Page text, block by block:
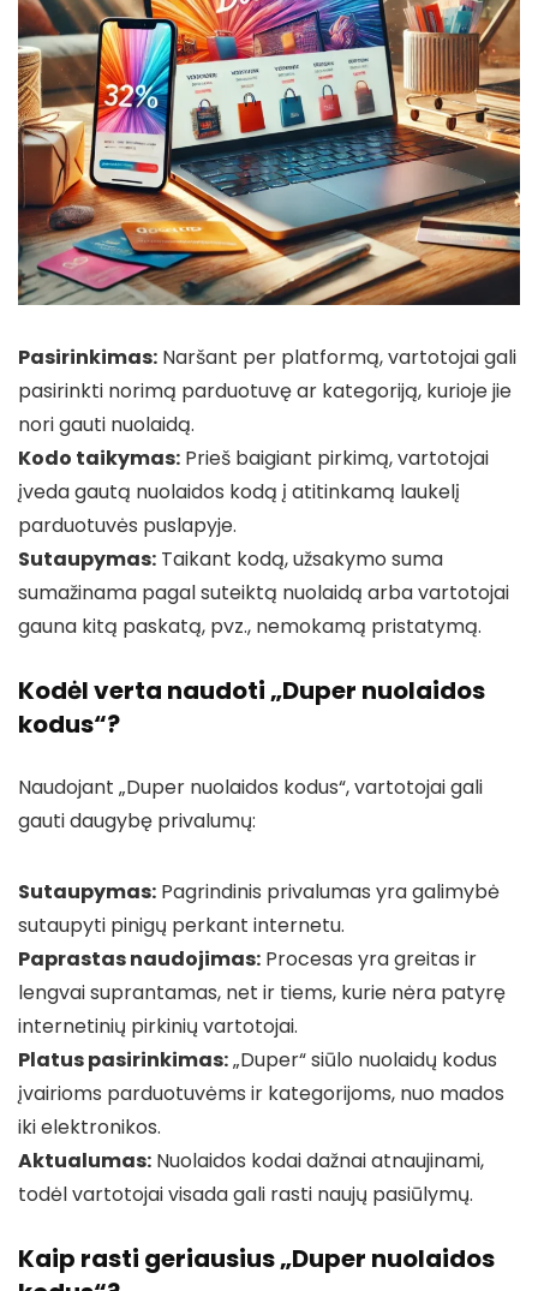
Pasirinkimas: Naršant per platformą, vartotojai gali
pasirinkti norimą parduotuvę ar kategoriją, kurioje jie
nori gauti nuolaidą.
Kodo taikymas: Prieš baigiant pirkimą, vartotojai
įveda gautą nuolaidos kodą į atitinkamą laukelį
parduotuvės puslapyje.
Sutaupymas: Taikant kodą, užsakymo suma
sumažinama pagal suteiktą nuolaidą arba vartotojai
gauna kitą paskatą, pvz., nemokamą pristatymą.
Kodėl verta naudoti „Duper nuolaidos
kodus“?
Naudojant „Duper nuolaidos kodus“, vartotojai gali
gauti daugybę privalumų:
Sutaupymas: Pagrindinis privalumas yra galimybė
sutaupyti pinigų perkant internetu.
Paprastas naudojimas: Procesas yra greitas ir
lengvai suprantamas, net ir tiems, kurie nėra patyrę
internetinių pirkinių vartotojai.
Platus pasirinkimas:„Duper“ siūlo nuolaidų kodus
įvairioms parduotuvėms ir kategorijoms, nuo mados
iki elektronikos.
Aktualumas: Nuolaidos kodai dažnai atnaujinami,
todėl vartotojai visada gali rasti naujų pasiūlymų.
Kaip rasti geriausius „Duper nuolaidos